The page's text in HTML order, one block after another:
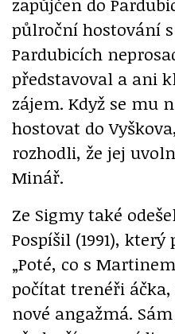
půlroční hostování s
Pardubicích
představoval a ani
zájem. Když se mu
hostovat do
rozhodli, že jej
Minář.
Ze Sigmy také
Pospíšil (1991),
„Poté, co s
počítat trenéři
nové angažmá.